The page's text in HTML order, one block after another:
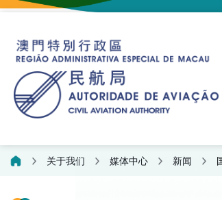
关于我们 媒体中心 新闻